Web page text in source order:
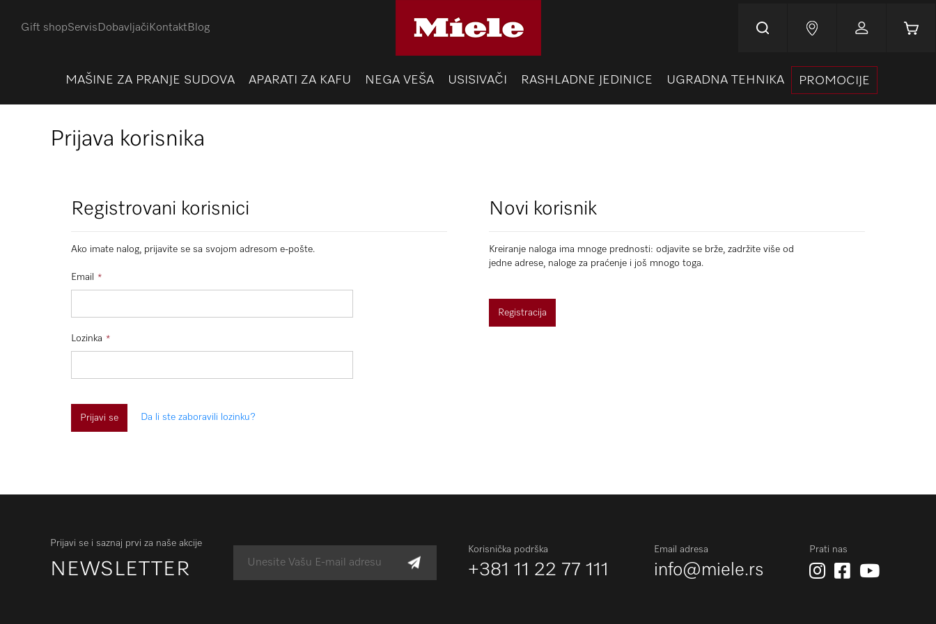
Gift shopServis Dobavljači Kontakt Blog
MAŠINE ZA PRANJE SUDOVA APARATI ZA KAFU NEGA VEŠA USISIVAČI RASHLADNE JEDINICE UGRADNA TEHNIKA PROMOCIJE
Prijava korisnika
Registrovani korisnici
Ako imate nalog, prijavite se sa svojom adresom e-pošte.
Email
Lozinka
Prijavi se Da li ste zaboravili lozinku?
Novi korisnik
Kreiranje naloga ima mnoge prednosti: odjavite se brže, zadržite više od
jedne adrese, naloge za praćenje i još mnogo toga.
Registracija
Prijavi se i saznaj prvi za naše akcije
NEWSLETTER
Korisnička podrška
+381 11 22 77 111
Email adresa
info@miele.rs
Prati nas